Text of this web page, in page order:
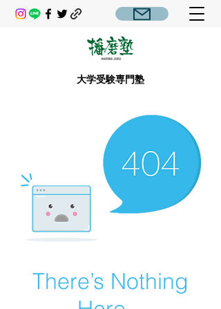
大学受験専門塾
There’s Nothing